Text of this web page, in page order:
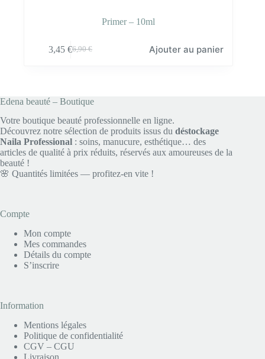
Primer – 10ml
6,90€
Le
6,90 €.
3,45€Le
3,45 €.
Ajouter au panier
Edena beauté – Boutique
Votre boutique beauté professionnelle en ligne.
Découvrez notre sélection de produits issus du déstockage
Naila Professional : soins, manucure, esthétique… des
articles de qualité à prix réduits, réservés aux amoureuses de la
beauté !
🌸 Quantités limitées — profitez-en vite !
Compte
Mon compte
Mes commandes
Détails du compte
S’inscrire
Information
Mentions légales
Politique de confidentialité
CGV – CGU
Livraison